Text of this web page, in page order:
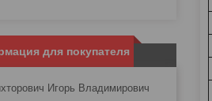
для покупателя
Игорь Владимирович